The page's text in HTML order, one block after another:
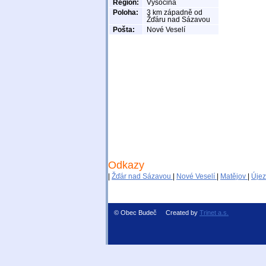
Region:
Vysočina
Poloha:
3 km západně od
Žďáru nad Sázavou
Pošta:
Nové Veselí
Odkazy
Žďár nad Sázavou Nové Veselí Matějov
© Obec Budeč Created by Trinet a.s.